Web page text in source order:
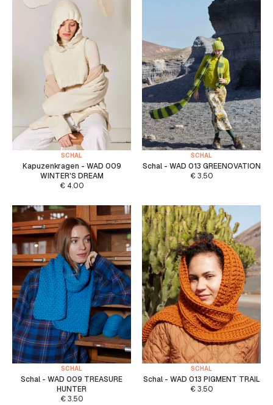
SCHAL
Kapuzenkragen - WAD 009
WINTER'S DREAM
€4.00
SCHAL
Schal - WAD 013 GREENOVATION
€3.50
SCHAL
Schal - WAD 009 TREASURE
HUNTER
€3.50
SCHAL
Schal - WAD 013 PIGMENT TRAIL
€3.50